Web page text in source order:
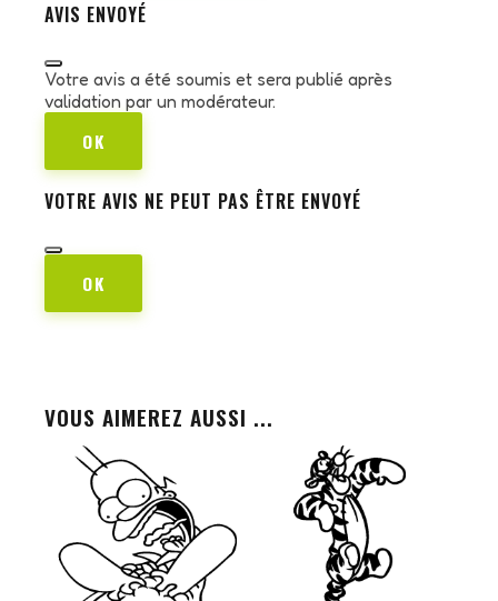
AVIS ENVOYÉ
Votre avis a été soumis et sera publié après
validation par un modérateur.
OK
VOTRE AVIS NE PEUT PAS ÊTRE ENVOYÉ
OK
VOUS AIMEREZ AUSSI ...